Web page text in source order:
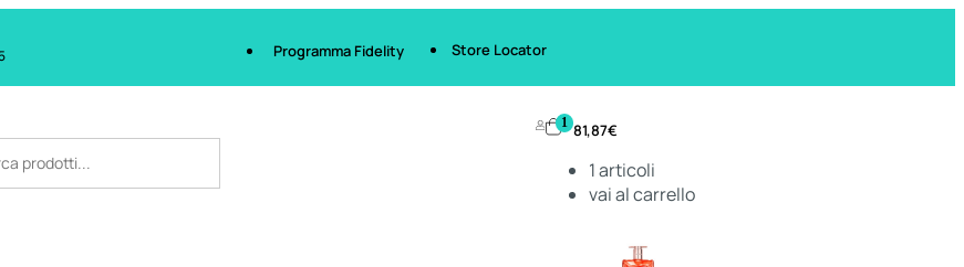
Programma Fidelity Store Locator
1 81,87€
1articoli
vai al carrello